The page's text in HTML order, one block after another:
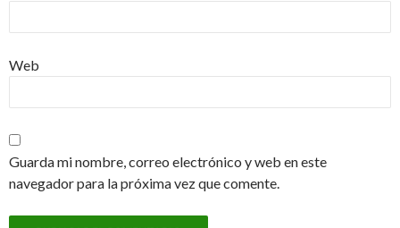
Web
Guarda mi nombre, correo electrónico y web en este
navegador para la próxima vez que comente.